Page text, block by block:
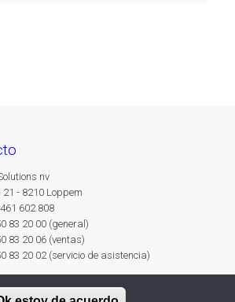
nv
- 8210 Loppem
602 808
83 20 00 (general)
83 20 06 (ventas)
83 20 02 (servicio de asistencia)